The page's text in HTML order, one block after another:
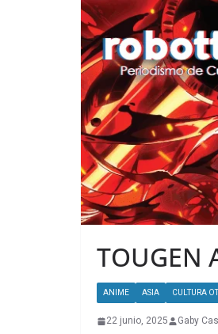
TOUGEN
ANIME ASIA CULTURA
22 junio, 2025 Gaby